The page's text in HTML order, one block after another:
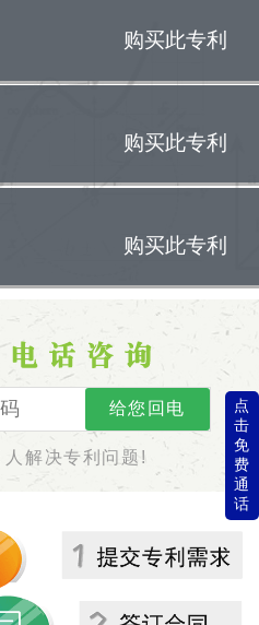
购买此专利
购买此专利
购买此专利
给您回电
人解决专利问题!
点
击
免
费
通
话